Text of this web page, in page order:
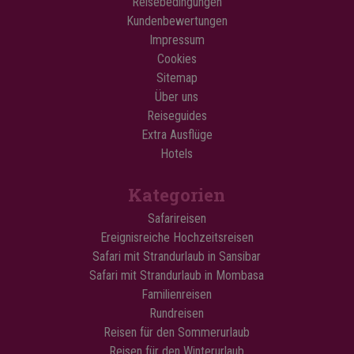
Kundenbewertungen
Impressum
Cookies
Sitemap
Über uns
Reiseguides
Extra Ausflüge
Hotels
Kategorien
Safarireisen
Ereignisreiche Hochzeitsreisen
Safari mit Strandurlaub in Sansibar
Safari mit Strandurlaub in Mombasa
Familienreisen
Rundreisen
Reisen für den Sommerurlaub